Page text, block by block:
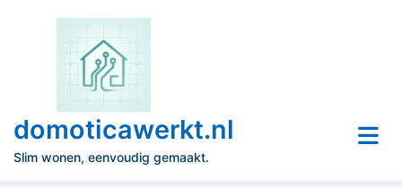
domoticawerkt.nl
Slim wonen, eenvoudig gemaakt.